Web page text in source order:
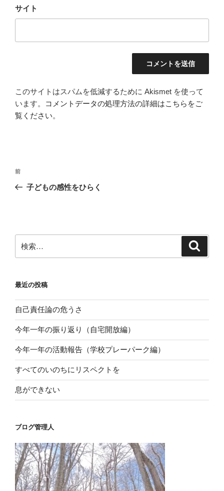
サイト
このサイトはスパムを低減するために Akismet を使って
います。
コメントデータの処理方法の詳細はこちらをご
覧ください。
投
ナ
ー
シ
前
の
前
子どもの感性をひらく
索:
最近の投稿
自己責任論の危うさ
今年一年の振り返り（自宅開放編）
今年一年の活動報告（学校プレーパーク編）
すべてのいのちにリスペクトを
息ができない
ブログ管理人